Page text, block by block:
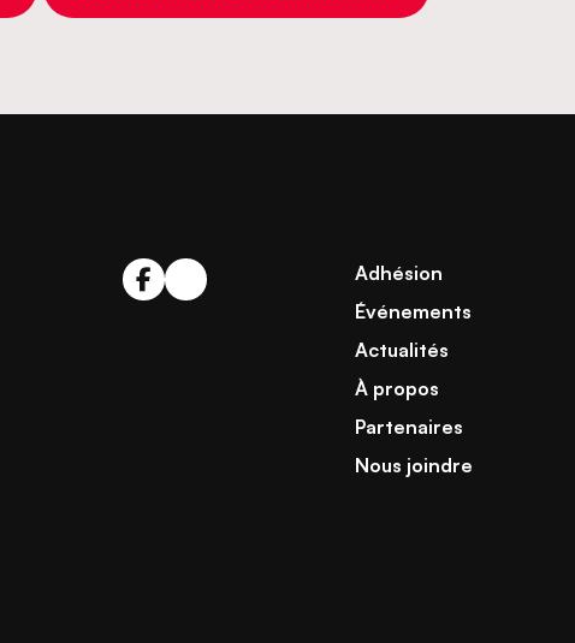
Adhésion
Événements
Actualités
À propos
Partenaires
Nous joindre